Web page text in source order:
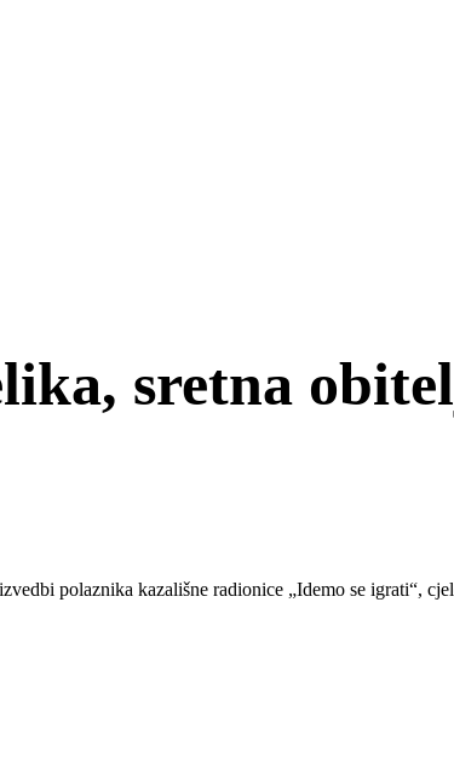
sretna
polaznika kazališne radionice „Idemo se igrati“,